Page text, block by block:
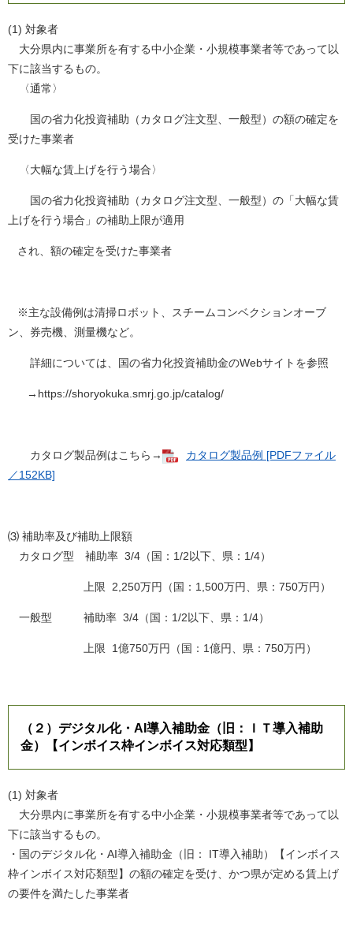
(1) 対象者
大分県内に事業所を有する中小企業・小規模事業者等であって以
下に該当するもの。
〈通常〉
国の省力化投資補助（カタログ注文型、一般型）の額の確定を
受けた事業者
〈大幅な賃上げを行う場合〉
国の省力化投資補助（カタログ注文型、一般型）の「大幅な賃
上げを行う場合」の補助上限が適用
され、額の確定を受けた事業者
※主な設備例は清掃ロボット、スチームコンベクションオーブ
ン、券売機、測量機など。
詳細については、国の省力化投資補助金のWebサイトを参照
→https://shoryokuka.smrj.go.jp/catalog/
カタログ製品例はこちら→
カタログ製品例 [PDFファイル
／152KB]
⑶ 補助率及び補助上限額
カタログ型 補助率 3/4（国：1/2以下、県：1/4）
上限 2,250万円（国：1,500万円、県：750万円）
一般型 補助率 3/4（国：1/2以下、県：1/4）
上限 1億750万円（国：1億円、県：750万円）
（２）デジタル化・AI導入補助金（旧：ＩＴ導入補助
金）【インボイス枠インボイス対応類型】
(1) 対象者
大分県内に事業所を有する中小企業・小規模事業者等であって以
下に該当するもの。
・国のデジタル化・AI導入補助金（旧： IT導入補助）【インボイス
枠インボイス対応類型】の額の確定を受け、かつ県が定める賃上げ
の要件を満たした事業者